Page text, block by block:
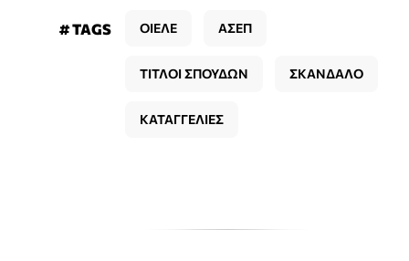
# TAGS ΟΙΕΛΕ ΑΣΕΠ
ΤΙΤΛΟΙ ΣΠΟΥΔΩΝ ΣΚΑΝΔΑΛΟ
ΚΑΤΑΓΓΕΛΙΕΣ